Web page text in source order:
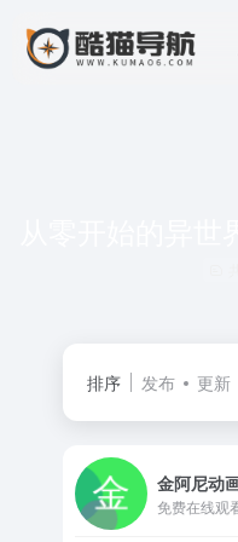
排序 发布 更新
金阿尼动
免费在线观